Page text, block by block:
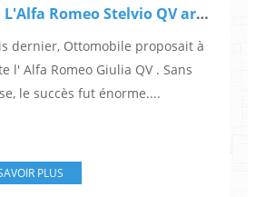
1/18 : L'Alfa Romeo Stelvio QV arrive chez Ottomobile
dernier, Ottomobile proposait à
l' Alfa Romeo Giulia QV . Sans
le succès fut énorme....
PLUS